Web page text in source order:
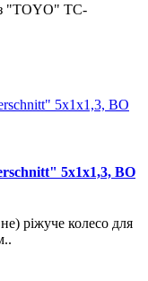
"TOYO" TC-
5х1х1,3, BO
ріжуче колесо для